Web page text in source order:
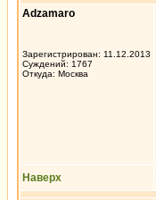
Adzamaro
Зарегистрирован: 11.12.2013
Суждений: 1767
Откуда: Москва
Наверх